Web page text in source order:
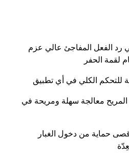
رد الفعل المفاجئ عالي عزم
لقمة الحفر
للتحكم الكلي في أي تطبيق
المريح معالجة سهلة ومريحة في
حماية من دخول الغبار